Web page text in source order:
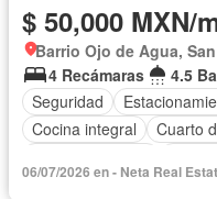
$ 50,000 MXN/
Barrio Ojo de Agua,
4 Recámaras
4.5
Seguridad
Cocina integral
Cuarto
Chimenea
Despacho
06/07/2026 en - Neta Real